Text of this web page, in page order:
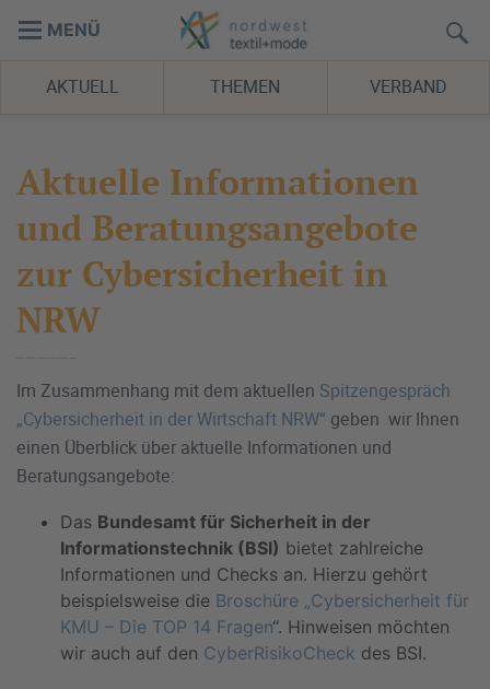
MENÜ
AKTUELL THEMEN VERBAND
Aktuelle Informationen
und Beratungsangebote
zur Cybersicherheit in
NRW
Im Zusammenhang mit dem aktuellen Spitzengespräch
„Cybersicherheit in der Wirtschaft NRW“ geben wir Ihnen
einen Überblick über aktuelle Informationen und
Beratungsangebote:
Das Bundesamt für Sicherheit in der
Informationstechnik (BSI) bietet zahlreiche
Informationen und Checks an. Hierzu gehört
beispielsweise die Broschüre „Cybersicherheit für
KMU – Die TOP 14 Fragen“. Hinweisen möchten
wir auch auf den CyberRisikoCheck des BSI.